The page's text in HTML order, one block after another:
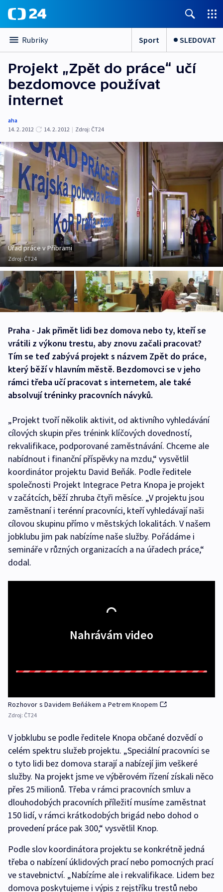
Rubriky Sport SLEDOVAT
Projekt „Zpět do práce“ učí
bezdomovce používat
internet
aha
14. 2. 2012
14. 2. 2012 | Zdroj: ČT24
Úřad práce v Příbrami
Zdroj: ČT24
Praha - Jak přimět lidi bez domova nebo ty, kteří se
vrátili z výkonu trestu, aby znovu začali pracovat?
Tím se teď zabývá projekt s názvem Zpět do práce,
který běží v hlavním městě. Bezdomovci se v jeho
rámci třeba učí pracovat s internetem, ale také
absolvují tréninky pracovních návyků.
„Projekt tvoří několik aktivit, od aktivního vyhledávání
cílových skupin přes trénink klíčových dovedností,
rekvalifikace, podporované zaměstnávání. Chceme ale
nabídnout i finanční příspěvky na mzdu,“ vysvětlil
koordinátor projektu David Beňák. Podle ředitele
společnosti Projekt Integrace Petra Knopa je projekt
v začátcích, běží zhruba čtyři měsíce. „V projektu jsou
zaměstnaní i terénní pracovníci, kteří vyhledávají naši
cílovou skupinu přímo v městských lokalitách. V našem
jobklubu jim pak nabízíme naše služby. Pořádáme i
semináře v různých organizacích a na úřadech práce,“
dodal.
Nahrávám video
Rozhovor s Davidem Beňákem a Petrem Knopem
Zdroj: ČT24
V jobklubu se podle ředitele Knopa občané dozvědí o
celém spektru služeb projektu. „Speciální pracovníci se
o tyto lidi bez domova starají a nabízejí jim veškeré
služby. Na projekt jsme ve výběrovém řízení získali něco
přes 25 milionů. Třeba v rámci pracovních smluv a
dlouhodobých pracovních příležití musíme zaměstnat
150 lidí, v rámci krátkodobých brigád nebo dohod o
provedení práce pak 300,“ vysvětlil Knop.
Podle slov koordinátora projektu se konkrétně jedná
třeba o nabízení úklidových prací nebo pomocných prací
ve stavebnictví. „Nabízíme ale i rekvalifikace. Lidem bez
domova poskytujeme i výpis z rejstříku trestů nebo